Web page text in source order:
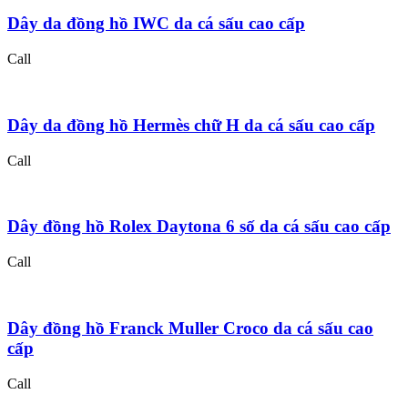
Dây da đồng hồ IWC da cá sấu cao cấp
Call
Dây da đồng hồ Hermès chữ H da cá sấu cao cấp
Call
Dây đồng hồ Rolex Daytona 6 số da cá sấu cao cấp
Call
Dây đồng hồ Franck Muller Croco da cá sấu cao
cấp
Call